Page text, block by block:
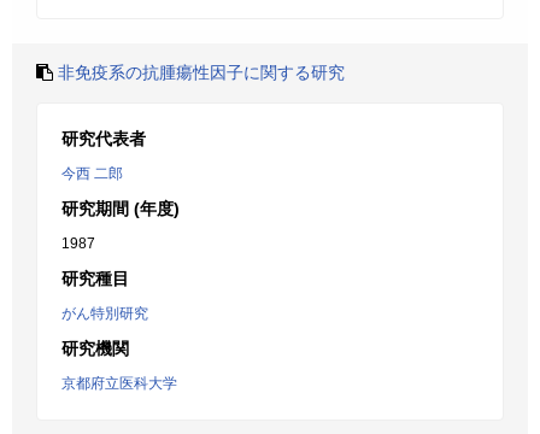
非免疫系の抗腫瘍性因子に関する研究
研究代表者
今西 二郎
研究期間 (年度)
1987
研究種目
がん特別研究
研究機関
京都府立医科大学